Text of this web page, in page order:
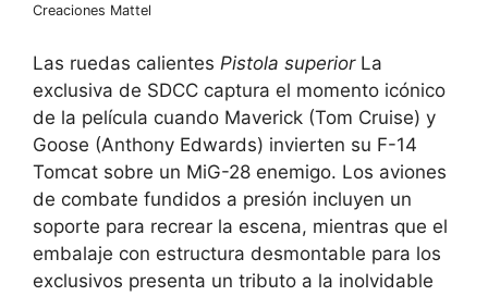
Creaciones Mattel
Las ruedas calientes Pistola superiorLa
exclusiva de SDCC captura el momento icónico
de la película cuando Maverick (Tom Cruise) y
Goose (Anthony Edwards) invierten su F-14
Tomcat sobre un MiG-28 enemigo. Los aviones
de combate fundidos a presión incluyen un
soporte para recrear la escena, mientras que el
embalaje con estructura desmontable para los
exclusivos presenta un tributo a la inolvidable